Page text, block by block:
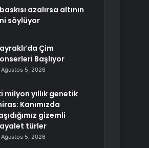
azalırsa altının
söylüyor
Çim
Başlıyor
Ağustos 5, 2026
milyon yıllık genetik
Kanımızda
gizemli
türler
Ağustos 5, 2026